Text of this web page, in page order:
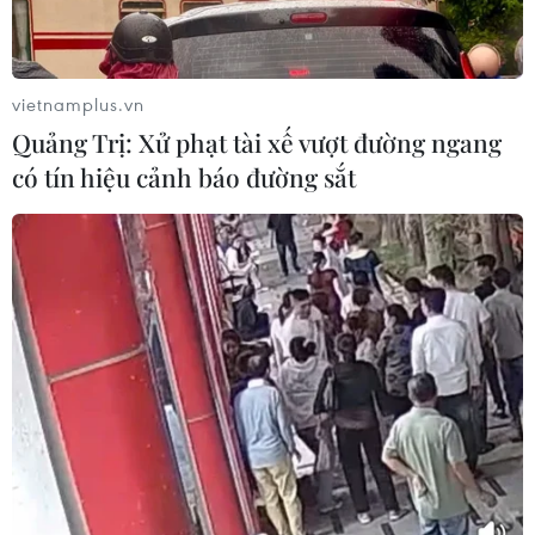
Nhận định Campuchia vs
Timor Leste: Trận chiến vì 3 điểm
danh dự cho "Các chiến binh
Angkor"
03/08/2026 03:30
ASEAN Cup 2026: Đội tuyển Việt
Nam sẵn sàng cho đại chiến ở "chảo
lửa" Pakansari
03/08/2026 03:13
Lịch thi đấu ASEAN Cup 2026 ngày
3/8: Việt Nam quyết đấu Indonesia
vietnamplus.vn
Quảng Trị: Xử phạt tài xế vượt đường ngang
có tín hiệu cảnh báo đường sắt